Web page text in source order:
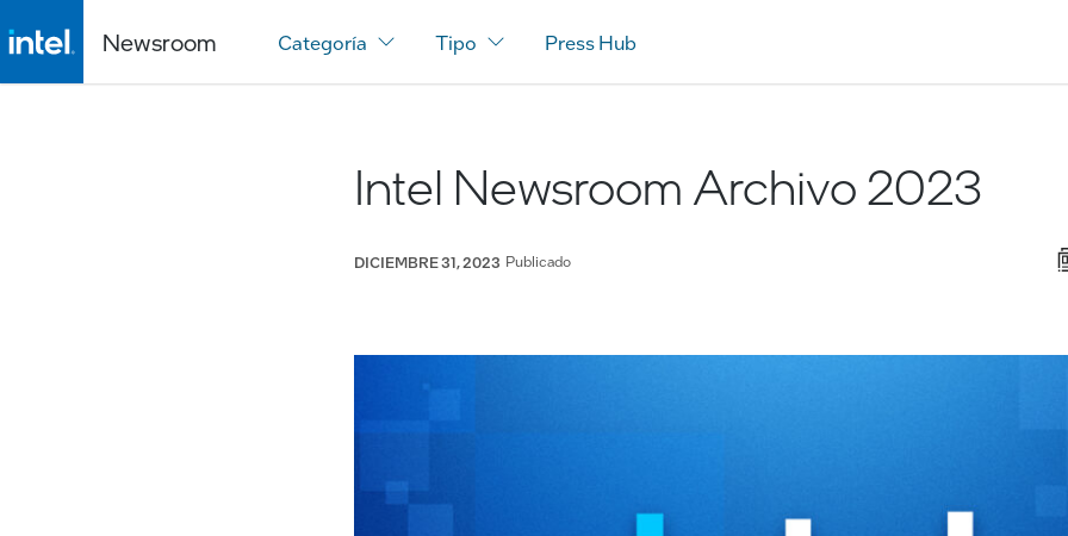
Newsroom Categoría Tipo Press Hub
Intel Newsroom Archivo 2023
DICIEMBRE 31, 2023 Publicado